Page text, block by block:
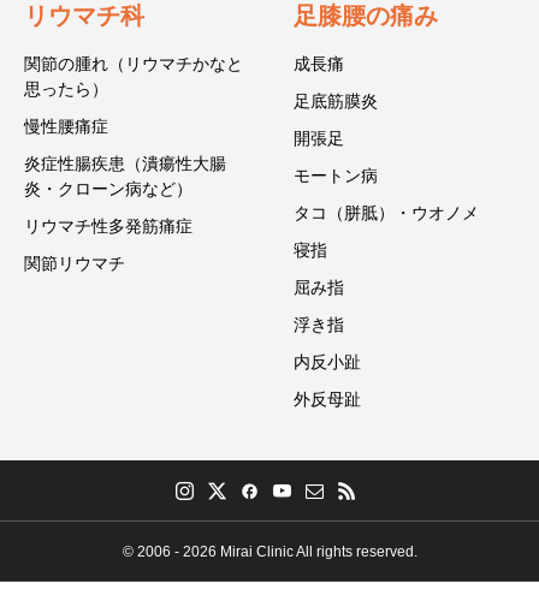
リウマチ科
関節の腫れ（リウマチかなと
思ったら）
慢性腰痛症
炎症性腸疾患（潰瘍性大腸
炎・クローン病など）
リウマチ性多発筋痛症
関節リウマチ
足膝腰の痛み
成長痛
足底筋膜炎
開張足
モートン病
タコ（胼胝）・ウオノメ
寝指
屈み指
浮き指
内反小趾
外反母趾
© 2006 - 2026 Mirai Clinic All rights reserved.